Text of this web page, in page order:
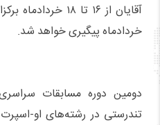
خردادماه پیگیری خواهد شد.
دومین دوره مسابقات
تندرستی در رشته‌های او-